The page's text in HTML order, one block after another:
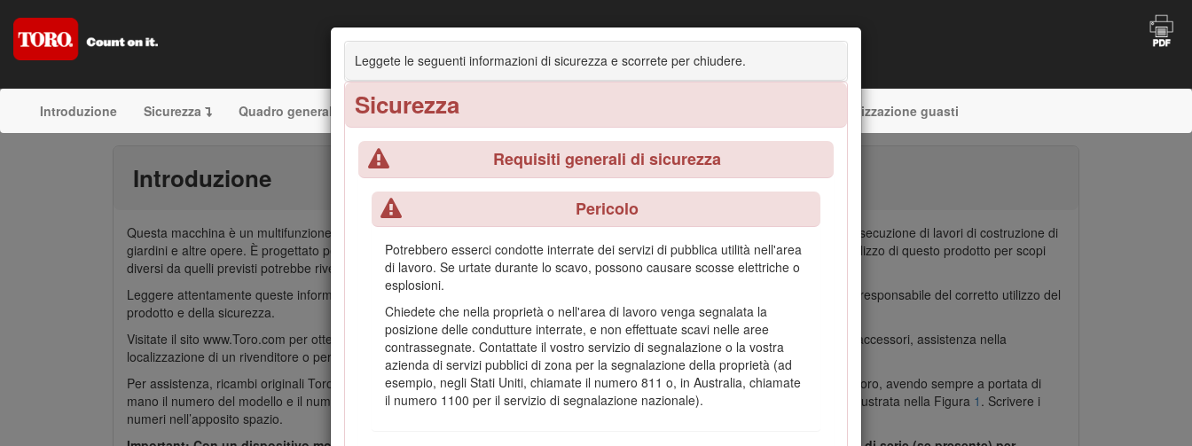
Leggete le seguenti informazioni di sicurezza e scorrete per chiudere.
Sicurezza
Requisiti generali di sicurezza
Pericolo
Potrebbero esserci condotte interrate dei servizi di pubblica utilità nell'area
di lavoro. Se urtate durante lo scavo, possono causare scosse elettriche o
esplosioni.
Chiedete che nella proprietà o nell'area di lavoro venga segnalata la
posizione delle condutture interrate, e non effettuate scavi nelle aree
contrassegnate. Contattate il vostro servizio di segnalazione o la vostra
azienda di servizi pubblici di zona per la segnalazione della proprietà (ad
esempio, negli Stati Uniti, chiamate il numero 811 o, in Australia, chiamate
il numero 1100 per il servizio di segnalazione nazionale).
Multifunzione compatto TX 1000
Introduzione Sicurezza Quadro generale del prodotto Funzionamento Localizzazione guasti
Introduzione
Questa macchina è un multifunzione compatto pensato per l'utilizzo in svariate attività di movimentazione terra e di materiali per l'esecuzione di lavori di costruzione di
giardini e altre opere. È progettato per impiegare un'ampia gamma di accessori, ognuno dei quali svolge un compito specifico. L'utilizzo di questo prodotto per scopi
diversi da quelli previsti potrebbe rivelarsi pericoloso per voi ed eventuali astanti.
Leggere attentamente queste informazioni per l’uso e la manutenzione del prodotto e per evitare infortuni e danni. Il proprietario è responsabile del corretto utilizzo del
prodotto e della sicurezza.
Visitate il sito www.Toro.com per ottenere materiali di formazione sulla sicurezza e il funzionamento dei prodotti, informazioni sugli accessori, assistenza nella
localizzazione di un rivenditore o per registrare il vostro prodotto.
Per assistenza, ricambi originali Toro o ulteriori informazioni, rivolgersi a un distributore Toro autorizzato o a un centro assistenza Toro, avendo sempre a portata di
mano il numero del modello e il numero di serie del prodotto. Il numero del modello e il numero di serie si trovano nella posizione illustrata nella Figura 1 . Scrivere i
numeri nell’apposito spazio.